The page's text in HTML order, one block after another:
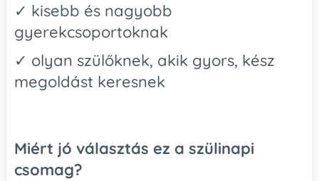
✓ kisebb és nagyobb
gyerekcsoportoknak
✓ olyan szülőknek, akik gyors, kész
megoldást keresnek
Miért jó választás ez a szülinapi
csomag?